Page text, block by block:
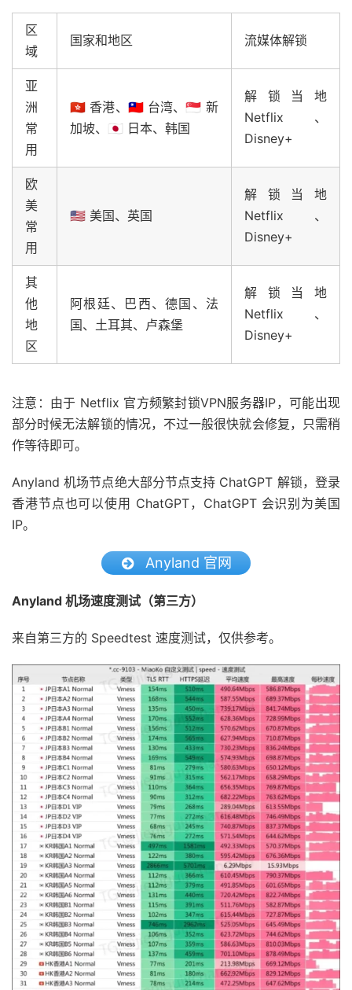
区
域
国家和地区 流媒体解锁
亚
洲
常
用
🇭🇰 香港、🇹🇼 台湾、🇸🇬 新
加坡、🇯🇵 日本、韩国
解锁当地
Netflix、
Disney+
欧
美
常
用
🇺🇸 美国、英国
解锁当地
Netflix、
Disney+
其
他
地
区
阿根廷、巴西、德国、法
国、土耳其、卢森堡
解锁当地
Netflix、
Disney+
注意：由于 Netflix 官方频繁封锁VPN服务器IP，可能出现
部分时候无法解锁的情况，不过一般很快就会修复，只需稍
作等待即可。
Anyland 机场节点绝大部分节点支持 ChatGPT 解锁，登录
香港节点也可以使用 ChatGPT，ChatGPT 会识别为美国
IP。
Anyland 官网
Anyland 机场速度测试（第三方）
来自第三方的 Speedtest 速度测试，仅供参考。